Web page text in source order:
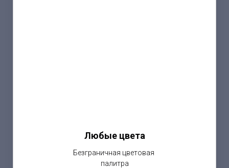
Любые цвета
Безграничная цветовая
палитра